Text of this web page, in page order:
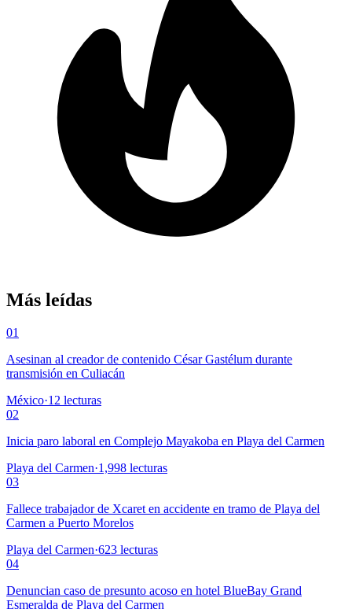
Más leídas
01
Asesinan al creador de contenido César Gastélum durante
transmisión en Culiacán
México·12 lecturas
02
Inicia paro laboral en Complejo Mayakoba en Playa del Carmen
Playa del Carmen·1,998 lecturas
03
Fallece trabajador de Xcaret en accidente en tramo de Playa del
Carmen a Puerto Morelos
Playa del Carmen·623 lecturas
04
Denuncian caso de presunto acoso en hotel BlueBay Grand
Esmeralda de Playa del Carmen